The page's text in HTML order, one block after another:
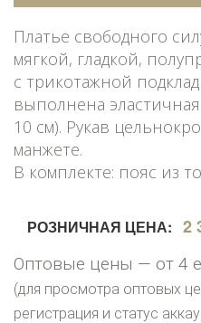
Платье свободного
мягкой, гладкой,
с трикотажной
выполнена
10 см). Рукав
манжете.
В комплекте: пояс из
РОЗНИЧНАЯ ЦЕНА: 2
Оптовые цены — от 4
(для просмотра оптовых
регистрация и статус